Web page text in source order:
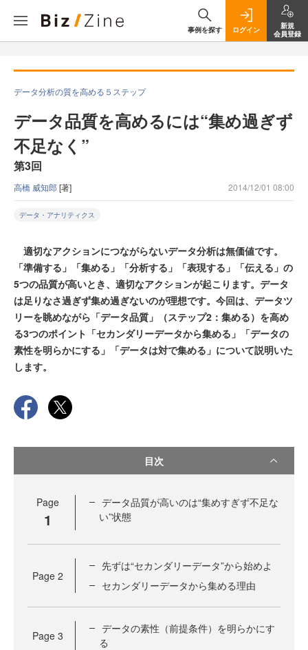
事例を探す ログイン
新規
会員登録
データ分析の質を高める５ステップ
データ品質を高めるには“集め過ぎず
不足なく”
第3回
高橋 威知郎[著] 2014/12/01 08:00
データ・アナリティクス
適切なアクションにつながらないデータ分析は無価値です。
「準備する」「集める」「分析する」「表現する」「伝える」の
5つの品質が高いとき、適切なアクションが起こります。データ
は足りなさ過ぎず集め過ぎないのが理想です。今回は、データツ
リーを眺めながら「データ品質」（ステップ2：集める）を高め
る3つのポイント「セカンダリーデータから集める」「データの
素性を明らかにする」「データは対で集める」について説明いた
します。
目次
Page
1
データ品質が高いのは“集めすぎず不足な
い”状態
Page 2
先ずは“セカンダリーデータ”から始めよ
セカンダリーデータから集める理由
Page 3
データの素性（前提条件）を明らかにす
る